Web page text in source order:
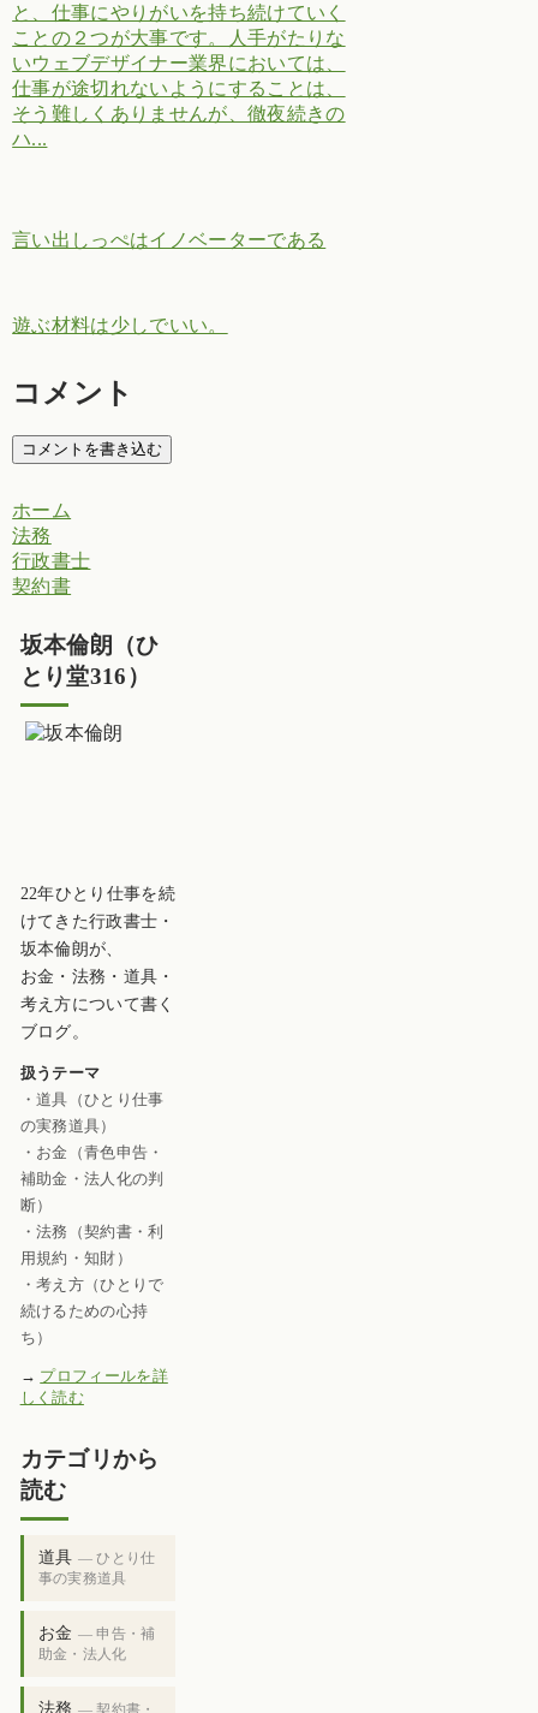
と、仕事にやりがいを持ち続けていく
ことの２つが大事です。人手がたりな
いウェブデザイナー業界においては、
仕事が途切れないようにすることは、
そう難しくありませんが、徹夜続きの
ハ...
言い出しっぺはイノベーターである
遊ぶ材料は少しでいい。
コメント
コメントを書き込む
ホーム
法務
行政書士
契約書
坂本倫朗（ひ
とり堂316）
22年ひとり仕事を続
けてきた行政書士・
坂本倫朗が、
お金・法務・道具・
考え方について書く
ブログ。
扱うテーマ
・道具（ひとり仕事
の実務道具）
・お金（青色申告・
補助金・法人化の判
断）
・法務（契約書・利
用規約・知財）
・考え方（ひとりで
続けるための心持
ち）
→ プロフィールを詳
しく読む
カテゴリから
読む
道具 — ひとり仕
事の実務道具
お金 — 申告・補
助金・法人化
法務